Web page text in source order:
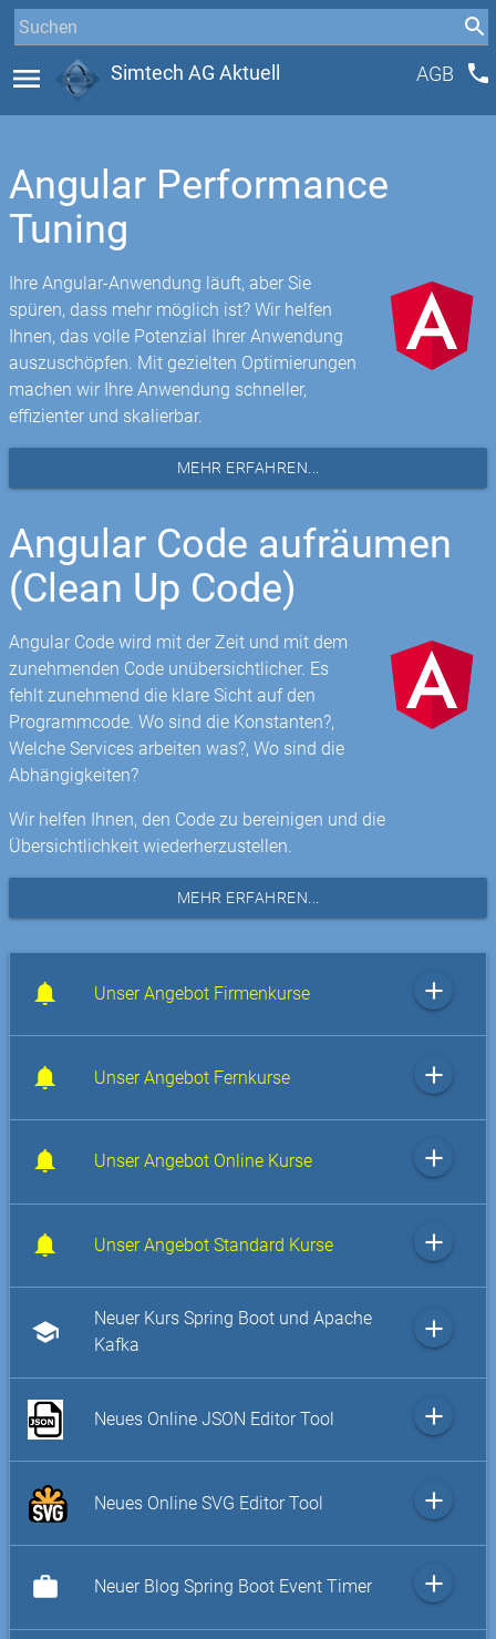
menu Simtech AG Aktuell AGB phone
Angular Performance
Tuning
Ihre Angular-Anwendung läuft, aber Sie
spüren, dass mehr möglich ist? Wir helfen
Ihnen, das volle Potenzial Ihrer Anwendung
auszuschöpfen. Mit gezielten Optimierungen
machen wir Ihre Anwendung schneller,
effizienter und skalierbar.
MEHR ERFAHREN...
Angular Code aufräumen
(Clean Up Code)
Angular Code wird mit der Zeit und mit dem
zunehmenden Code unübersichtlicher. Es
fehlt zunehmend die klare Sicht auf den
Programmcode. Wo sind die Konstanten?,
Welche Services arbeiten was?, Wo sind die
Abhängigkeiten?
Wir helfen Ihnen, den Code zu bereinigen und die
Übersichtlichkeit wiederherzustellen.
MEHR ERFAHREN...
Unser Angebot Firmenkurse add
Unser Angebot Fernkurse add
Unser Angebot Online Kurse add
Unser Angebot Standard Kurse add
school
Neuer Kurs Spring Boot und Apache
Kafka
add
Neues Online JSON Editor Tool add
Neues Online SVG Editor Tool add
work Neuer Blog Spring Boot Event Timer add